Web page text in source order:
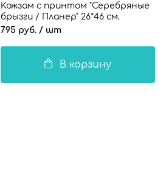
Кожзам с принтом "Серебряные
брызги / Планер" 26*46 см.
тиснение под кожу, светло-
795 руб. / шт
В корзину